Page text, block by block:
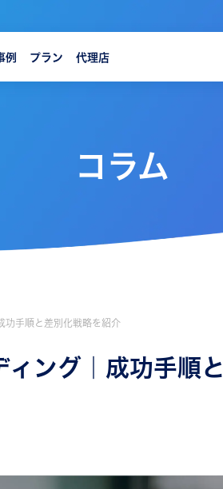
例 プラン 代理店
コラム
功手順と差別化戦略を紹介
ング｜成功手順と